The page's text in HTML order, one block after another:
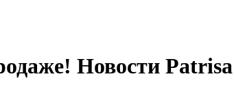
Новости